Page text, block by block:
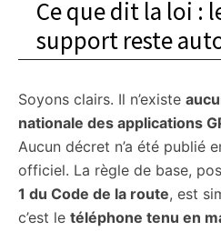
Ce que dit la loi :
support reste
Soyons clairs. Il n’existe
nationale des applications
Aucun décret n’a été publié
officiel. La règle de base,
1 du Code de la route, est
c’est le téléphone tenu en